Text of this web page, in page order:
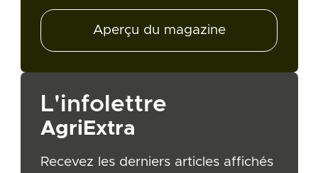
Aperçu du magazine
L'infolettre
AgriExtra
Recevez les derniers articles affichés